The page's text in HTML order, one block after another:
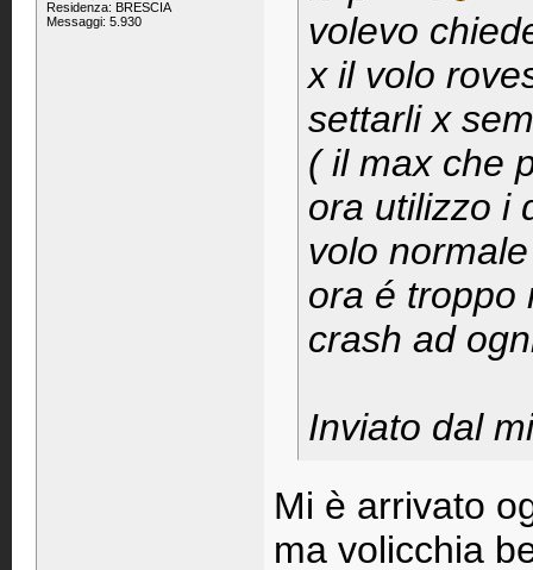
Residenza: BRESCIA
Messaggi: 5.930
volevo
x il volo
settarli x
( il max che
ora utilizzo i
volo
ora é troppo
crash ad
Inviato dal
Mi è arrivato
ma volicchia